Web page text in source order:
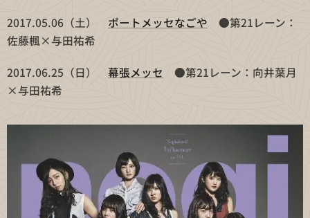
2017.05.06（土） ポートメッセなごや ●第21レーン：
佐藤楓×与田祐希
2017.06.25（日） 幕張メッセ ●第21レーン：向井葉月
×与田祐希